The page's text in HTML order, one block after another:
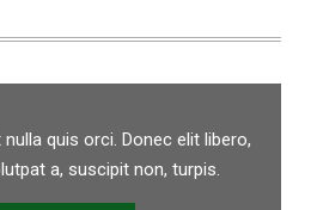
quis orci. Donec elit libero,
a, suscipit non, turpis.